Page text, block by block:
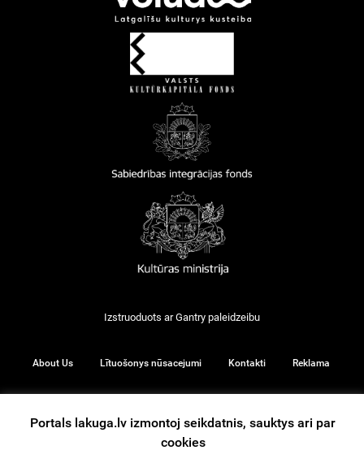
Izstruoduots arGantry paleidzeibu
About Us Lītuošonys nūsacejumi Kontakti Reklama
© 2026
Portals lakuga.lv izmontoj seikdatnis, sauktys ari par
cookies